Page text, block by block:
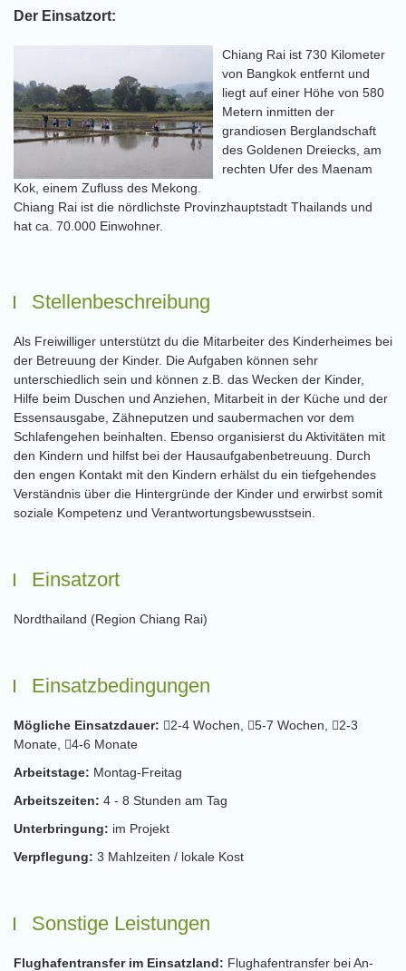
Der Einsatzort:
Chiang Rai ist 730 Kilometer
von Bangkok entfernt und
liegt auf einer Höhe von 580
Metern inmitten der
grandiosen Berglandschaft
des Goldenen Dreiecks, am
rechten Ufer des Maenam
Kok, einem Zufluss des Mekong.
Chiang Rai ist die nördlichste Provinzhauptstadt Thailands und
hat ca. 70.000 Einwohner.
Stellenbeschreibung
Als Freiwilliger unterstützt du die Mitarbeiter des Kinderheimes bei
der Betreuung der Kinder. Die Aufgaben können sehr
unterschiedlich sein und können z.B. das Wecken der Kinder,
Hilfe beim Duschen und Anziehen, Mitarbeit in der Küche und der
Essensausgabe, Zähneputzen und saubermachen vor dem
Schlafengehen beinhalten. Ebenso organisierst du Aktivitäten mit
den Kindern und hilfst bei der Hausaufgabenbetreuung. Durch
den engen Kontakt mit den Kindern erhälst du ein tiefgehendes
Verständnis über die Hintergründe der Kinder und erwirbst somit
soziale Kompetenz und Verantwortungsbewusstsein.
Einsatzort
Nordthailand (Region Chiang Rai)
Einsatzbedingungen
Mögliche Einsatzdauer: 2-4 Wochen, 5-7 Wochen,
2-3
Monate,
4-6 Monate
Arbeitstage: Montag-Freitag
Arbeitszeiten: 4 - 8 Stunden am Tag
Unterbringung: im Projekt
Verpflegung: 3 Mahlzeiten / lokale Kost
Sonstige Leistungen
Flughafentransfer im Einsatzland: Flughafentransfer bei An-